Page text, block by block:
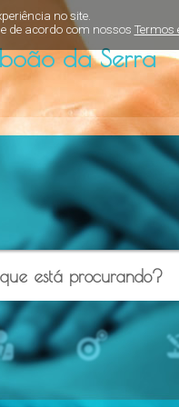
no site.
de acordo com nossos Termos
da Serra